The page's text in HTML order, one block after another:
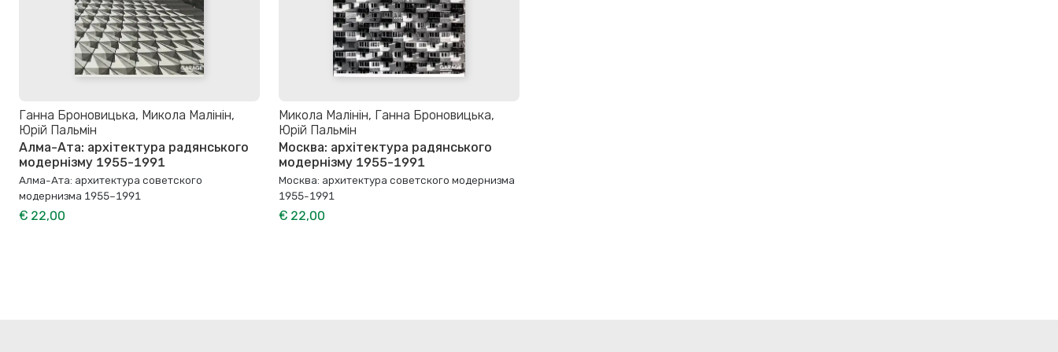
Ганна Броновицька, Микола Малінін,
Юрій Пальмін
Алма-Ата: архітектура радянського
модернізму 1955-1991
Алма-Ата: архитектура советского
модернизма 1955–1991
€ 22,00
Микола Малінін, Ганна Броновицька,
Юрій Пальмін
Москва: архітектура радянського
модернізму 1955-1991
Москва: архитектура советского модернизма
1955-1991
€ 22,00